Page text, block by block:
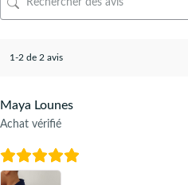
1-2 de 2 avis
Maya Lounes
Achat vérifié